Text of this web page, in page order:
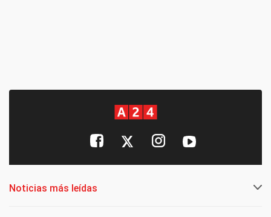
Noticias más leídas